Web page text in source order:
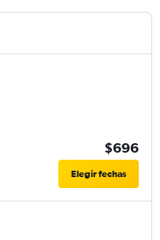
$696
Elegir fechas